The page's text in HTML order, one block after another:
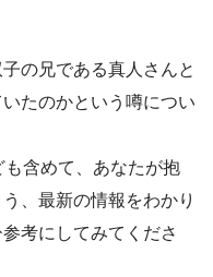
の兄である真人さんと
たのかという噂につい
含めて、あなたが抱
、最新の情報をわかり
考にしてみてくださ